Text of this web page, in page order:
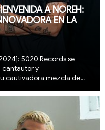
A NOREH:
EN LA
5020 Records se
cantautor y
cautivadora mezcla de
de manera impecable...